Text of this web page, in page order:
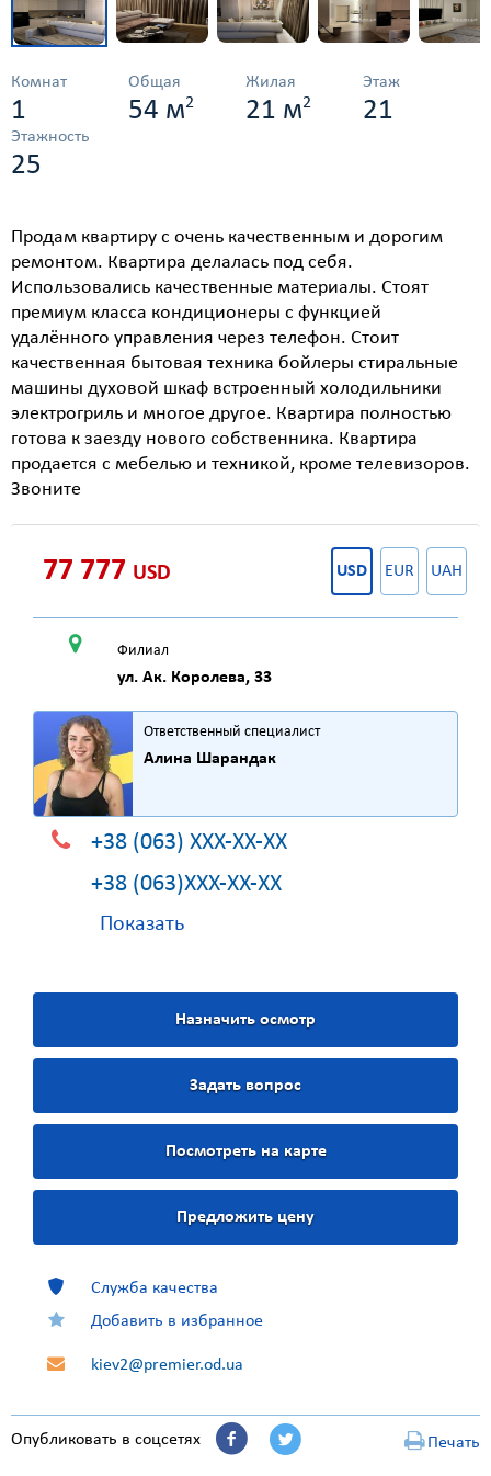
Комнат
1
Общая
54 м2
Жилая
21 м2
Этаж
21
Этажность
25
Продам квартиру с очень качественным и дорогим
ремонтом. Квартира делалась под себя.
Использовались качественные материалы. Стоят
премиум класса кондиционеры с функцией
удалённого управления через телефон. Стоит
качественная бытовая техника бойлеры стиральные
машины духовой шкаф встроенный холодильники
электрогриль и многое другое. Квартира полностью
готова к заезду нового собственника. Квартира
продается с мебелью и техникой, кроме телевизоров.
Звоните
77 777 USD USD EUR UAH
Филиал
ул. Ак. Королева, 33
Ответственный специалист
Алина Шарандак
+38 (063) XXX-XX-XX
+38 (063)XXX-XX-XX
Показать
Назначить осмотр
Задать вопрос
Посмотреть на карте
Предложить цену
Служба качества
Добавить в избранное
kiev2@premier.od.ua
Опубликовать в соцсетях Печать